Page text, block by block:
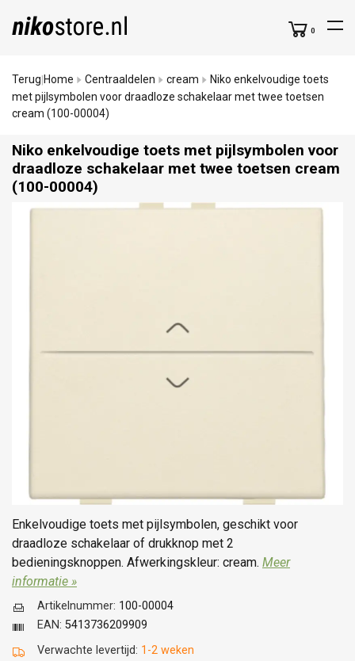
0
Terug Home Centraaldelen cream
Niko enkelvoudige toets
met pijlsymbolen voor draadloze schakelaar met twee toetsen
cream (100-00004)
Niko enkelvoudige toets met pijlsymbolen voor
draadloze schakelaar met twee toetsen cream
(100-00004)
Enkelvoudige toets met pijlsymbolen, geschikt voor
draadloze schakelaar of drukknop met 2
bedieningsknoppen. Afwerkingskleur: cream. Meer
informatie »
Verwachte levertijd: 1-2 weken
Artikelnummer: 100-00004
EAN: 5413736209909